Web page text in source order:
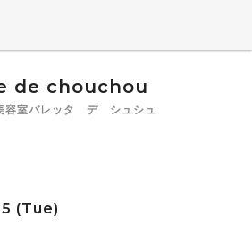
de chouchou
容室バレッタ デ シュシュ
(Tue)